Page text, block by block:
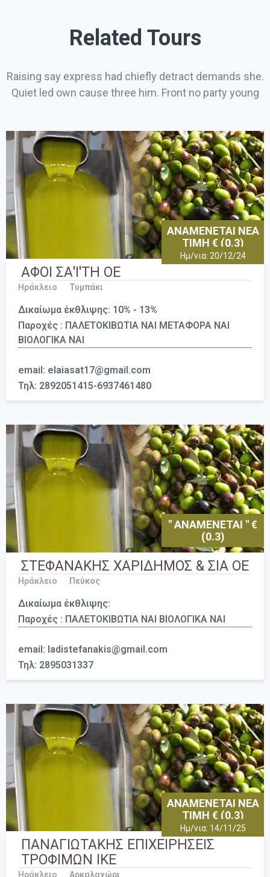
Related Tours
Raising say express had chiefly detract demands she.
Quiet led own cause three him. Front no party young
ΑΝΑΜΕΝΕΤΑΙ ΝΕΑ
ΤΙΜΗ € (0.3)
Ημ/νια: 20/12/24
ΑΦΟΙ ΣΑ'Ι'ΤΗ ΟΕ
Ηράκλειο Τυμπάκι
Δικαίωμα έκθλιψης: 10% - 13%
Παροχές : ΠΑΛΕΤΟΚΙΒΩΤΙΑ ΝΑΙ ΜΕΤΑΦΟΡΑ ΝΑΙ
ΒΙΟΛΟΓΙΚΑ ΝΑΙ
email: elaiasat17@gmail.com
Τηλ: 2892051415-6937461480
" ΑΝΑΜΕΝΕΤΑΙ " €
(0.3)
ΣΤΕΦΑΝΑΚΗΣ ΧΑΡΙΔΗΜΟΣ & ΣΙΑ ΟΕ
Ηράκλειο Πεύκος
Δικαίωμα έκθλιψης:
Παροχές : ΠΑΛΕΤΟΚΙΒΩΤΙΑ ΝΑΙ ΒΙΟΛΟΓΙΚΑ ΝΑΙ
email: ladistefanakis@gmail.com
Τηλ: 2895031337
ΑΝΑΜΕΝΕΤΑΙ ΝΕΑ
ΤΙΜΗ € (0.3)
Ημ/νια: 14/11/25
ΠΑΝΑΓΙΩΤΑΚΗΣ ΕΠΙΧΕΙΡΗΣΕΙΣ
ΤΡΟΦΙΜΩΝ ΙΚΕ
Ηράκλειο Αρκαλοχώρι